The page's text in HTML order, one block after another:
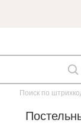
Поиск по